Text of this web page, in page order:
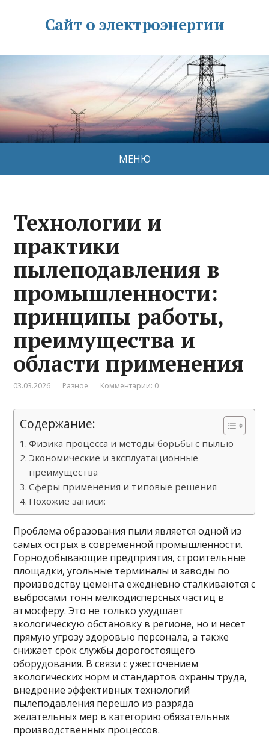
Сайт о электроэнергии
МЕНЮ
Технологии и
практики
пылеподавления в
промышленности:
принципы работы,
преимущества и
области применения
03.03.2026 Разное Комментарии: 0
Содержание:
Физика процесса и методы борьбы с пылью
Экономические и эксплуатационные
преимущества
Сферы применения и типовые решения
Похожие записи:
Проблема образования пыли является одной из
самых острых в современной промышленности.
Горнодобывающие предприятия, строительные
площадки, угольные терминалы и заводы по
производству цемента ежедневно сталкиваются с
выбросами тонн мелкодисперсных частиц в
атмосферу. Это не только ухудшает
экологическую обстановку в регионе, но и несет
прямую угрозу здоровью персонала, а также
снижает срок службы дорогостоящего
оборудования. В связи с ужесточением
экологических норм и стандартов охраны труда,
внедрение эффективных технологий
пылеподавления перешло из разряда
желательных мер в категорию обязательных
производственных процессов.